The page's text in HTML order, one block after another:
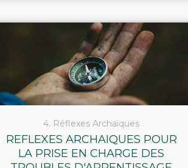
4. Réflexes Archaïques
REFLEXES ARCHAIQUES POUR
LA PRISE EN CHARGE DES